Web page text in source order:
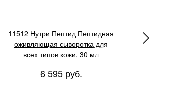
11512 Нутри Пептид Пептидная
оживляющая сыворотка для
всех типов кожи, 30 мл
6 595 руб.